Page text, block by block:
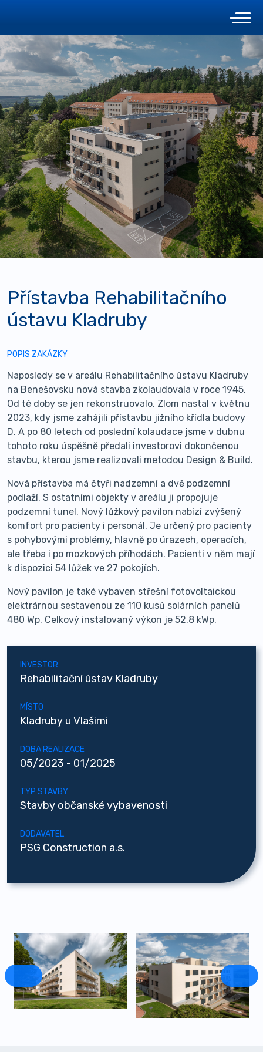
Přístavba Rehabilitačního
ústavu Kladruby
POPIS ZAKÁZKY
Naposledy se v areálu Rehabilitačního ústavu Kladruby
na Benešovsku nová stavba zkolaudovala v roce 1945.
Od té doby se jen rekonstruovalo. Zlom nastal v květnu
2023, kdy jsme zahájili přístavbu jižního křídla budovy
D. A po 80 letech od poslední kolaudace jsme v dubnu
tohoto roku úspěšně předali investorovi dokončenou
stavbu, kterou jsme realizovali metodou Design & Build.
Nová přístavba má čtyři nadzemní a dvě podzemní
podlaží. S ostatními objekty v areálu ji propojuje
podzemní tunel. Nový lůžkový pavilon nabízí zvýšený
komfort pro pacienty i personál. Je určený pro pacienty
s pohybovými problémy, hlavně po úrazech, operacích,
ale třeba i po mozkových příhodách. Pacienti v něm mají
k dispozici 54 lůžek ve 27 pokojích.
Nový pavilon je také vybaven střešní fotovoltaickou
elektrárnou sestavenou ze 110 kusů solárních panelů
480 Wp. Celkový instalovaný výkon je 52,8 kWp.
INVESTOR
Rehabilitační ústav Kladruby
MÍSTO
Kladruby u Vlašimi
DOBA REALIZACE
05/2023 - 01/2025
TYP STAVBY
Stavby občanské vybavenosti
DODAVATEL
PSG Construction a.s.